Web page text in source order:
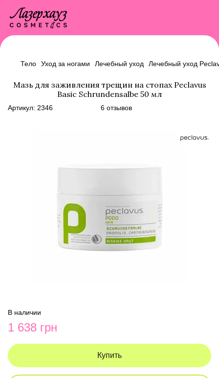
Тело Уход за ногами Лечебный уход Лечебный уход
Мазь для заживления трещин на стопах Peclavus
Basic Schrundensalbe 50 мл
Артикул: 2346 6 отзывов
В наличии
1 638 грн
Купить